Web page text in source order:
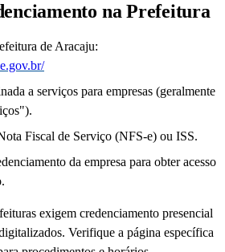
na Prefeitura
de Aracaju:
a serviços para empresas (geralmente
Fiscal de Serviço (NFS-e) ou ISS.
da empresa para obter acesso
exigem credenciamento presencial
Verifique a página específica